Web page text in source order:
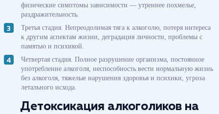
физические симптомы зависимости — утреннее похмелье,
раздражительность.
Третья стадия. Непреодолимая тяга к алкоголю, потеря интереса
к другим аспектам жизни, деградация личности, проблемы с
памятью и психикой.
Четвертая стадия. Полное разрушение организма, постоянное
употребление алкоголя, неспособность вести нормальную жизнь
без алкоголя, тяжелые нарушения здоровья и психики, угроза
летального исхода.
Детоксикация алкоголиков на